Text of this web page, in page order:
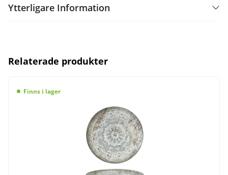
Ytterligare Information
Relaterade produkter
Finns i lager